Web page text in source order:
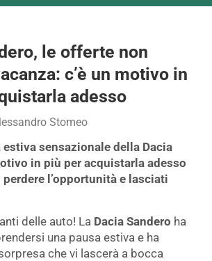
le offerte non
c’è un motivo in
adesso
Stomeo
estiva sensazionale della Dacia
in più per acquistarla adesso
l’opportunità e lasciati
delle auto! La Dacia Sandero ha
una pausa estiva e ha
che vi lascerà a bocca